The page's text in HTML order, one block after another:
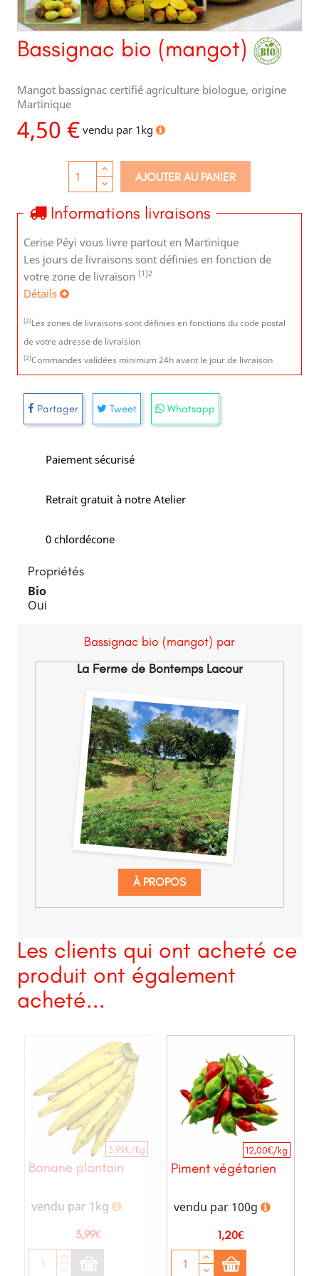
Bassignac bio (mangot)
Mangot bassignac certifié agriculture biologue, origine
Martinique
4,50 € vendu par 1kg
AJOUTER AU PANIER
Informations livraisons
Cerise Péyi vous livre partout en Martinique
Les jours de livraisons sont définies en fonction de
votre zone de livraison (1)2
Détails
(2)Les zones de livraisons sont définies en fonctions du code postal
de votre adresse de livraision
(2)Commandes validées minimum 24h avant le jour de livraison
Partager Tweet Whatsapp
Paiement sécurisé
Retrait gratuit à notre Atelier
0 chlordécone
Propriétés
Bio
Oui
Bassignac bio (mangot) par
La Ferme de Bontemps Lacour
À PROPOS
Les clients qui ont acheté ce
produit ont également
acheté...
Banane plantain
3,99€/Kg
vendu par 1kg
Prix
3,99€
Piment végétarien
12,00€/kg
vendu par 100g
Prix
1,20€